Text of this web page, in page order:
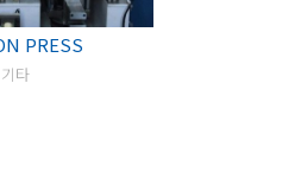
PRESS
기타